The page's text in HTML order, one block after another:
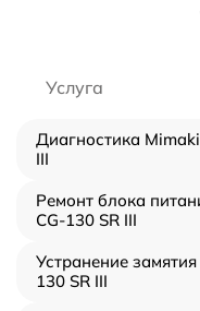
Услуга
Диагностика
III
Ремонт блока
CG-130 SR III
Устранение
130 SR III